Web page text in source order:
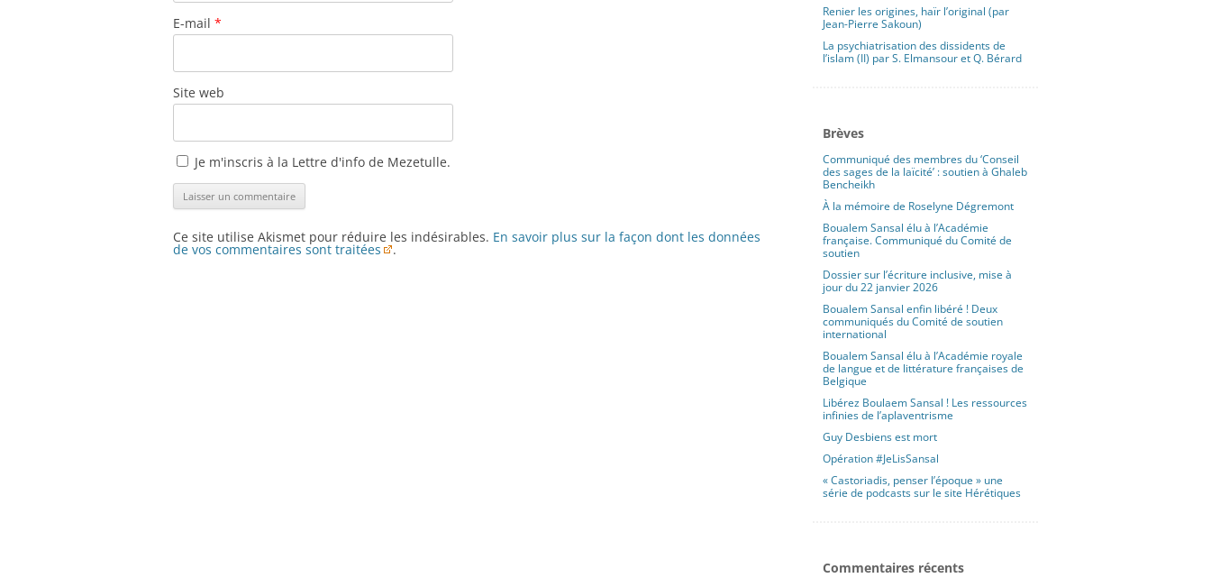
E-mail *
Site web
Je m'inscris à la Lettre d'info de Mezetulle.
Ce site utilise Akismet pour réduire les indésirables. En savoir plus sur la façon dont les données
de vos commentaires sont traitées .
Renier les origines, haïr l’original (par
Jean-Pierre Sakoun)
La psychiatrisation des dissidents de
l’islam (II) par S. Elmansour et Q. Bérard
Brèves
Communiqué des membres du ‘Conseil
des sages de la laïcité’ : soutien à Ghaleb
Bencheikh
À la mémoire de Roselyne Dégremont
Boualem Sansal élu à l’Académie
française. Communiqué du Comité de
soutien
Dossier sur l’écriture inclusive, mise à
jour du 22 janvier 2026
Boualem Sansal enfin libéré ! Deux
communiqués du Comité de soutien
international
Boualem Sansal élu à l’Académie royale
de langue et de littérature françaises de
Belgique
Libérez Boulaem Sansal ! Les ressources
infinies de l’aplaventrisme
Guy Desbiens est mort
Opération #JeLisSansal
« Castoriadis, penser l’époque » une
série de podcasts sur le site Hérétiques
Commentaires récents